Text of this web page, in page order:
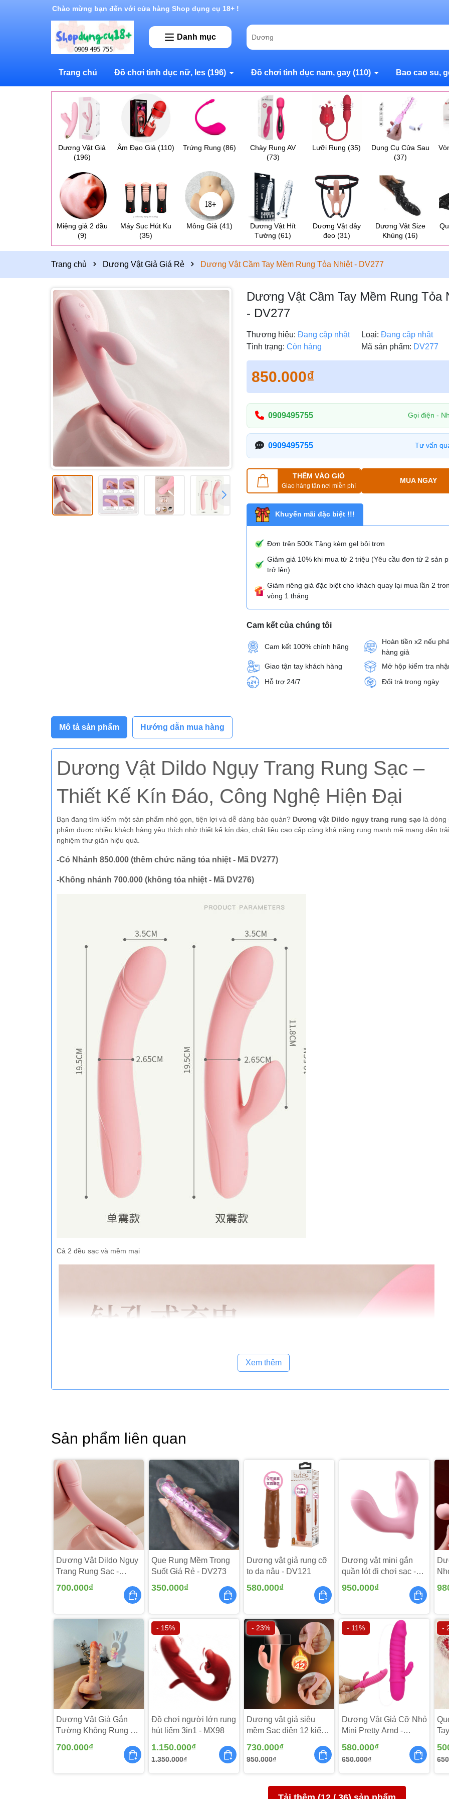
Rất nhiều ưu đãi và chương trình khuyến mãi đang chờ đợi bạn
Danh mục
Trang chủ Đồ chơi tình dục nữ, les (196) Đồ chơi tình dục nam, gay (110) Bao cao su,
Dương Vật Giả
(196)
Âm Đạo Giả (110) Trứng Rung (86)
Chày Rung AV
(73)
Lưỡi Rung (35)
Dụng Cụ Cửa Sau
(37)
Miệng giả 2 đầu
(9)
Máy Sục Hút Ku
(35)
Mông Giả (41)
Dương Vật Hít
Tường (61)
Dương Vật dây
đeo (31)
Dương Vật Size
Khủng (16)
Trang chủ Dương Vật Giả Giá Rẻ Dương Vật Cầm Tay Mềm Rung Tỏa Nhiệt - DV277
Dương Vật Cầm Tay Mềm Rung Tỏa
- DV277
Thương hiệu: Đang cập nhật Loại: Đang cập nhật
Tình trạng: Còn hàng Mã sản phẩm: DV277
850.000₫
0909495755 Gọi điện -
0909495755 Tư vấn
THÊM VÀO GIỎ
Giao hàng tận nơi miễn phí
MUA NGAY
Khuyến mãi đặc biệt !!!
Đơn trên 500k Tặng kèm gel bôi trơn
Giảm giá 10% khi mua từ 2 triệu (Yêu cầu đơn từ 2 sản
trở lên)
Giảm riêng giá đặc biệt cho khách quay lại mua lần 2
vòng 1 tháng
Cam kết của chúng tôi
Cam kết 100% chính hãng
Hoàn tiền x2 nếu
hàng giả
Giao tận tay khách hàng
Mở hộp kiểm tra
Hỗ trợ 24/7
Đổi trả trong ngày
Mô tả sản phẩm Hướng dẫn mua hàng
Dương Vật Dildo Ngụy Trang Rung Sạc –
Thiết Kế Kín Đáo, Công Nghệ Hiện Đại
Bạn đang tìm kiếm một sản phẩm nhỏ gọn, tiện lợi và dễ dàng bảo quản? Dương vật Dildo ngụy trang rung sạc là dòng
phẩm được nhiều khách hàng yêu thích nhờ thiết kế kín đáo, chất liệu cao cấp cùng khả năng rung mạnh mẽ mang đến trải
nghiệm thư giãn hiệu quả.
-Có Nhánh 850.000 (thêm chức năng tỏa nhiệt - Mã DV277)
-Không nhánh 700.000 (không tỏa nhiệt - Mã DV276)
Cả 2 đều sạc và mềm mại
Xem thêm
Sản phẩm liên quan
Dương Vật Dildo Ngụy
Trang Rung Sạc -
700.000₫
Que Rung Mềm Trong
Suốt Giá Rẻ - DV273
350.000₫
Dương vật giả rung cỡ
to da nâu - DV121
580.000₫
Dương vật mini gắn
quần lót đi chơi sạc -
950.000₫
Dương Vật Giả Gắn
Tường Không Rung Có
Gai - DV266
700.000₫
- 15%
Đồ chơi người lớn rung
hút liếm 3in1 - MX98
1.150.000₫
1.350.000₫
- 23%
Dương vật giả siêu
mềm Sạc điện 12 kiểu
rung - DS191
730.000₫
950.000₫
- 11%
Dương Vật Giả Cỡ Nhỏ
Mini Pretty Arnd -
580.000₫
650.000₫
-